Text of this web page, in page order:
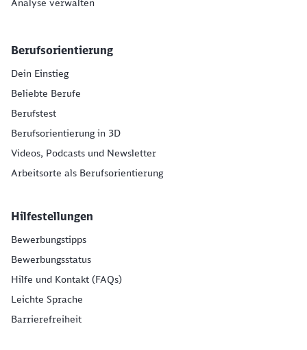
Analyse verwalten
Berufsorientierung
Dein Einstieg
Beliebte Berufe
Berufstest
Berufsorientierung in 3D
Videos, Podcasts und Newsletter
Arbeitsorte als Berufsorientierung
Hilfestellungen
Bewerbungstipps
Bewerbungsstatus
Hilfe und Kontakt (FAQs)
Leichte Sprache
Barrierefreiheit